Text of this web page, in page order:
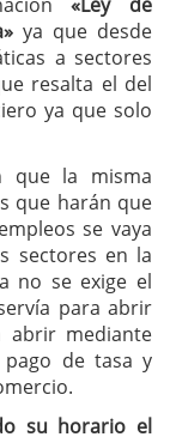
ya que desde
a sectores
resalta el del
ya que solo
que la misma
que harán que
se vaya
sectores en la
no se exige el
para abrir
abrir mediante
de tasa y
su horario el